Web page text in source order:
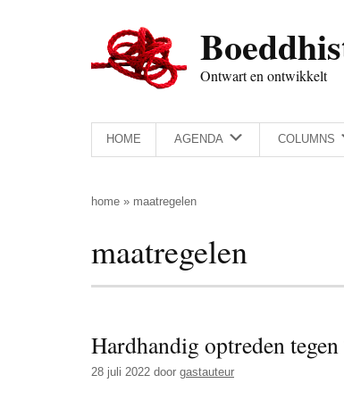
Ontwart en ontwikkelt
HOME AGENDA COLUMNS
home » maatregelen
maatregelen
Hardhandig optreden
28 juli 2022 door gastauteur